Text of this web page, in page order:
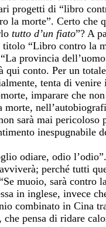
progetti di “libro
la morte”. Certo che
tutto d’un fiato”? A
titolo “Libro contro la
provincia
conto. Per un
tenta di
imparare che
sarà mai pericoloso
inespugnabile
odiare, odio
perché tutti
muoio, sarà contro
in inglese, invece
combinato in Cina
pensa di ridare